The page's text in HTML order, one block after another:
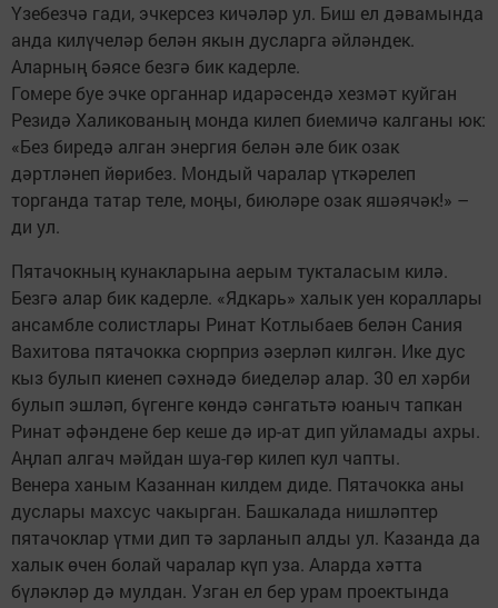
Үзебезчә гади, эчкерсез кичәләр ул. Биш ел дәвамында
анда килүчеләр белән якын дусларга әйләндек.
Аларның бәясе безгә бик кадерле.
Гомере буе эчке органнар идарәсендә хезмәт куйган
Резидә Халикованың монда килеп биемичә калганы юк:
«Без биредә алган энергия белән әле бик озак
дәртләнеп йөрибез. Мондый чаралар үткәрелеп
торганда татар теле, моңы, биюләре озак яшәячәк!» –
ди ул.
Пятачокның кунакларына аерым тукталасым килә.
Безгә алар бик кадерле. «Ядкарь» халык уен кораллары
ансамбле солистлары Ринат Котлыбаев белән Сания
Вахитова пятачокка сюрприз әзерләп килгән. Ике дус
кыз булып киенеп сәхнәдә биеделәр алар. 30 ел хәрби
булып эшләп, бүгенге көндә сәнгатьтә юаныч тапкан
Ринат әфәндене бер кеше дә ир-ат дип уйламады ахры.
Аңлап алгач мәйдан шуа-гөр килеп кул чапты.
Венера ханым Казаннан килдем диде. Пятачокка аны
дуслары махсус чакырган. Башкалада нишләптер
пятачоклар үтми дип тә зарланып алды ул. Казанда да
халык өчен болай чаралар күп уза. Аларда хәтта
бүләкләр дә мулдан. Узган ел бер урам проектында